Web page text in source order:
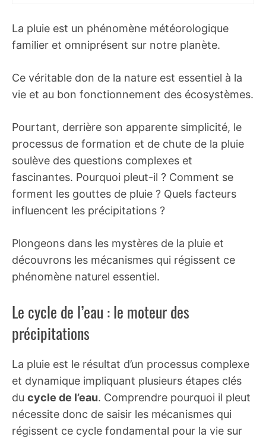
La pluie est un phénomène météorologique
familier et omniprésent sur notre planète.
Ce véritable don de la nature est essentiel à la
vie et au bon fonctionnement des écosystèmes.
Pourtant, derrière son apparente simplicité, le
processus de formation et de chute de la pluie
soulève des questions complexes et
fascinantes. Pourquoi pleut-il ? Comment se
forment les gouttes de pluie ? Quels facteurs
influencent les précipitations ?
Plongeons dans les mystères de la pluie et
découvrons les mécanismes qui régissent ce
phénomène naturel essentiel.
Le cycle de l’eau : le moteur des
précipitations
La pluie est le résultat d’un processus complexe
et dynamique impliquant plusieurs étapes clés
du cycle de l’eau. Comprendre pourquoi il pleut
nécessite donc de saisir les mécanismes qui
régissent ce cycle fondamental pour la vie sur